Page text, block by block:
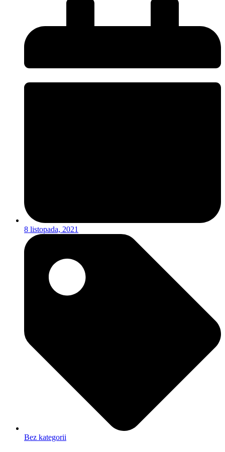
8 listopada, 2021
Bez kategorii